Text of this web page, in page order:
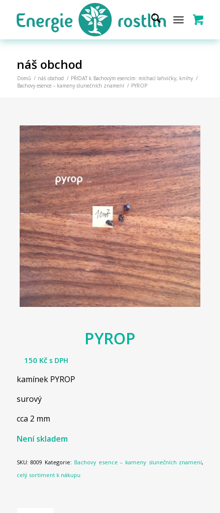
náš obchod
Domů / náš obchod / PŘIDAT k Bachovým esencím: míchací lahvičky, knihy /
Bachovy esence – kameny slunečních znamení / PYROP
PYROP
150 Kč s DPH
kamínek PYROP
surový
cca 2 mm
Není skladem
SKU:8009 Kategorie: Bachovy esence – kameny slunečních znamení,
celý sortiment k nákupu